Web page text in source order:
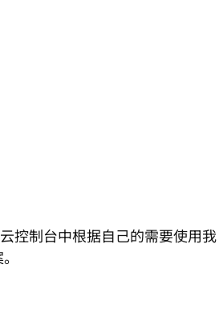
控制台中根据自己的需要使用我